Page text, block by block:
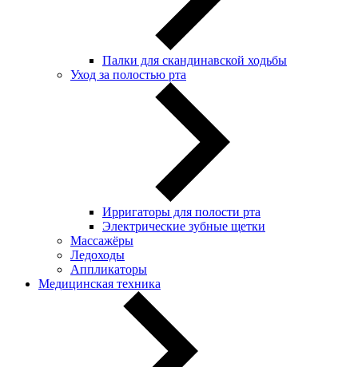
Палки для скандинавской ходьбы
Уход за полостью рта
Ирригаторы для полости рта
Электрические зубные щетки
Массажёры
Ледоходы
Аппликаторы
Медицинская техника